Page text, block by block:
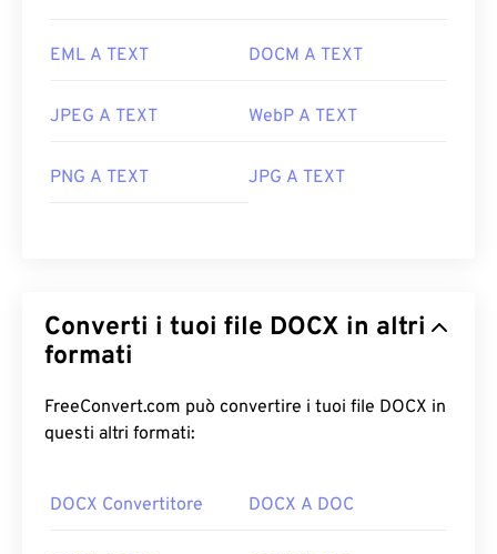
EML A TEXT DOCM A TEXT
JPEG A TEXT WebP A TEXT
PNG A TEXT JPG A TEXT
Converti i tuoi file DOCX in altri
formati
FreeConvert.com può convertire i tuoi file DOCX in
questi altri formati:
DOCX Convertitore DOCX A DOC